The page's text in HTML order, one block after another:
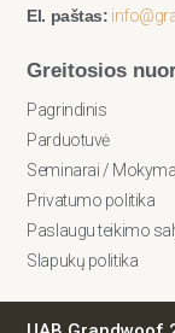
El. paštas:
Greitosios
Pagrindinis
Parduotuvė
Seminarai /
Privatumo politika
Paslaugu teikimo
Slapukų politika